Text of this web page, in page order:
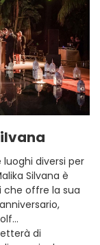
diversi per
Silvana è
offre la sua
di